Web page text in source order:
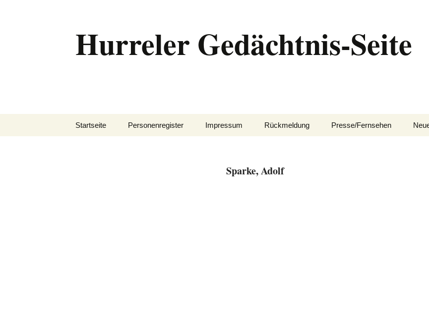
Hurreler Gedächtnis-Seite
Startseite Personenregister Impressum Rückmeldung Presse/Fernsehen
Sparke, Adolf